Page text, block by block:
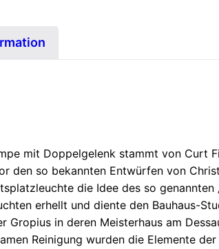
mit Doppelgelenk stammt von Curt
den so bekannten Entwürfen von
die Idee des so genannten
erhellt und diente den Bauhaus-
Gropius in deren Meisterhaus am
Reinigung wurden die Elemente